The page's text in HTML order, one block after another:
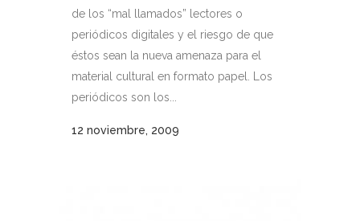
de los “mal llamados” lectores o
periódicos digitales y el riesgo de que
éstos sean la nueva amenaza para el
material cultural en formato papel. Los
periódicos son los...
12 noviembre, 2009